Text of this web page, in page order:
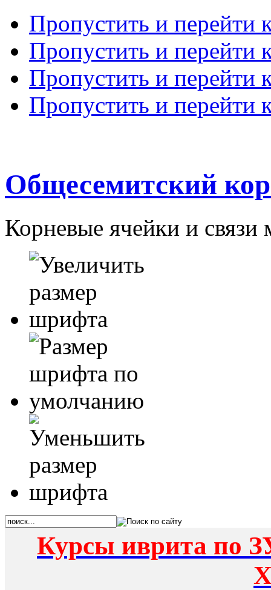
Пропустить и перейти
Пропустить и перейти
Пропустить и перейти
Пропустить и перейти
Общесемитский
Корневые ячейки и
Курсы иврита по